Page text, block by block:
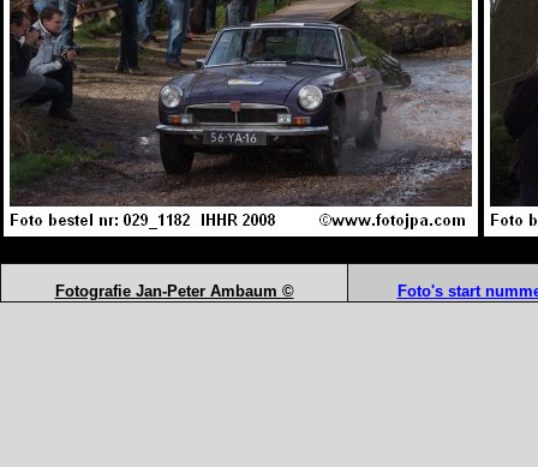
Fotografie Jan-Peter Ambaum © Foto's start